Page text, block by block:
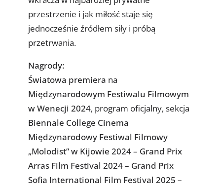
przestrzenie i jak miłość staje się
jednocześnie źródłem siły i próbą
przetrwania.
Nagrody:
Światowa premiera na
Międzynarodowym Festiwalu Filmowym
w Wenecji 2024, program oficjalny, sekcja
Biennale College Cinema
Międzynarodowy Festiwal Filmowy
„Molodist” w Kijowie 2024– Grand Prix
Arras Film Festival 2024– Grand Prix
Sofia International Film Festival 2025 –